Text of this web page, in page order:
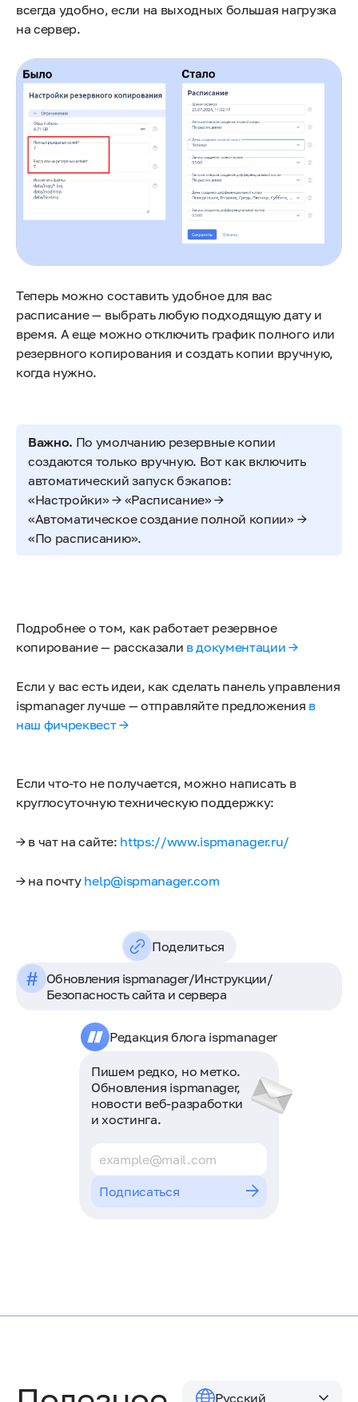
всегда удобно, если на выходных большая нагрузка
на сервер.
Теперь можно составить удобное для вас
расписание — выбрать любую подходящую дату и
время. А еще можно отключить график полного или
резервного копирования и создать копии вручную,
когда нужно.
Важно. По умолчанию резервные копии
создаются только вручную. Вот как включить
автоматический запуск бэкапов:
«Настройки» → «Расписание» →
«Автоматическое создание полной копии» →
«По расписанию».
Подробнее о том, как работает резервное
копирование — рассказали в документации →
Если у вас есть идеи, как сделать панель управления
ispmanager лучше — отправляйте предложения в
наш фичреквест →
Если что-то не получается, можно написать в
круглосуточную техническую поддержку:
→ в чат на сайте: https://www.ispmanager.ru/
→ на почтуhelp@ispmanager.com
Поделиться
# Обновления ispmanager/Инструкции/
Безопасность сайта и сервера
Редакция блога ispmanager
Пишем редко, но метко.
Обновления ispmanager,
новости веб-разработки
и хостинга.
Подписаться
Русский